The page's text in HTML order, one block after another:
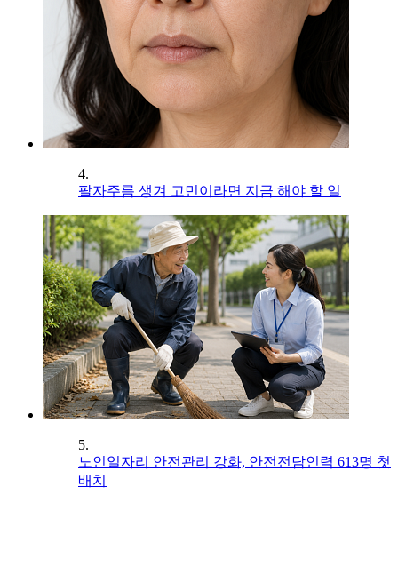
4.
팔자주름 생겨 고민이라면 지금 해야 할 일
5.
노인일자리 안전관리 강화, 안전전담인력 613명 첫
배치